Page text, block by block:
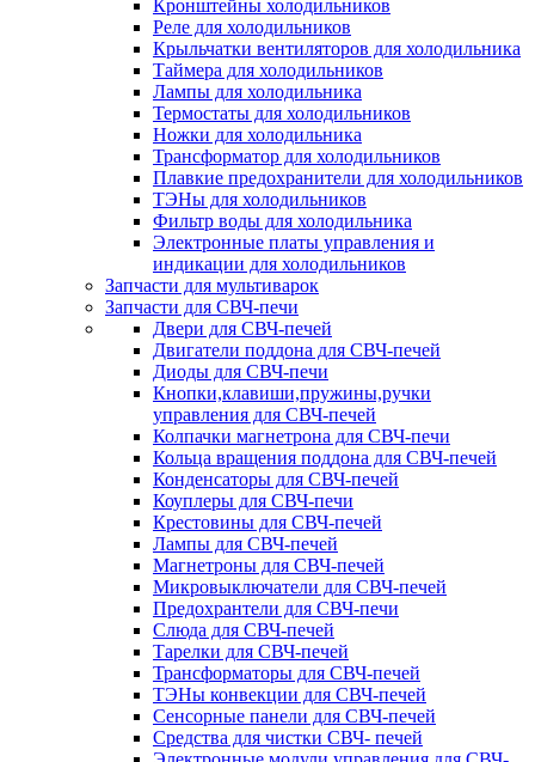
Кронштейны холодильников
Реле для холодильников
Крыльчатки вентиляторов для холодильника
Таймера для холодильников
Лампы для холодильника
Термостаты для холодильников
Ножки для холодильника
Трансформатор для холодильников
Плавкие предохранители для холодильников
ТЭНы для холодильников
Фильтр воды для холодильника
Электронные платы управления и
индикации для холодильников
Запчасти для мультиварок
Запчасти для СВЧ-печи
Двери для СВЧ-печей
Двигатели поддона для СВЧ-печей
Диоды для СВЧ-печи
Кнопки,клавиши,пружины,ручки
управления для СВЧ-печей
Колпачки магнетрона для СВЧ-печи
Кольца вращения поддона для СВЧ-печей
Конденсаторы для СВЧ-печей
Коуплеры для СВЧ-печи
Крестовины для СВЧ-печей
Лампы для СВЧ-печей
Магнетроны для СВЧ-печей
Микровыключатели для СВЧ-печей
Предохрантели для СВЧ-печи
Слюда для СВЧ-печей
Тарелки для СВЧ-печей
Трансформаторы для СВЧ-печей
ТЭНы конвекции для СВЧ-печей
Сенсорные панели для СВЧ-печей
Средства для чистки СВЧ- печей